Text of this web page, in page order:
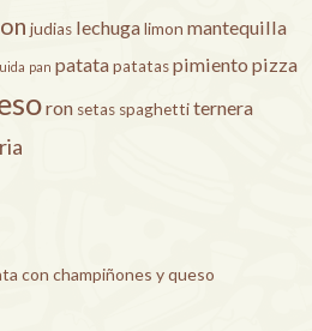
judias lechugalimon mantequilla
pan patatapatataspimiento pizza
ron setas spaghettiternera
con champiñones y queso